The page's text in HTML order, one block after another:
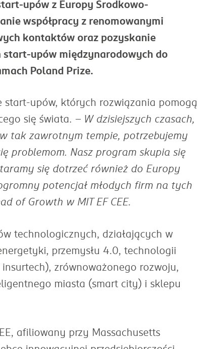
upów z Europy Środkowo-
współpracy z renomowanymi
kontaktów oraz pozyskanie
upów międzynarodowych do
Poland Prize.
start-upów, których rozwiązania pomogą
się świata. – W dzisiejszych czasach,
tak zawrotnym tempie, potrzebujemy
problemom. Nasz program skupia się
się dotrzeć również do Europy
potencjał młodych firm na tych
of Growth w MIT EF CEE.
technologicznych, działających w
przemysłu 4.0, technologii
zrównoważonego rozwoju,
miasta (smart city) i sklepu
afiliowany przy Massachusetts